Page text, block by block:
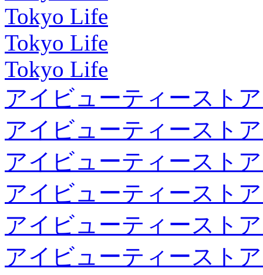
Tokyo Life
Tokyo Life
Tokyo Life
アイビューティースト
アイビューティースト
アイビューティースト
アイビューティースト
アイビューティースト
アイビューティースト